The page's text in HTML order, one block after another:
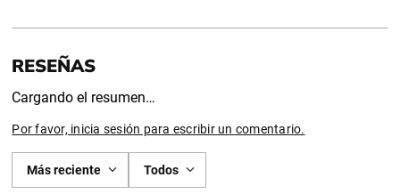
Cargando el resumen…
Por favor, inicia sesión para escribir un comentario.
Más reciente Todos